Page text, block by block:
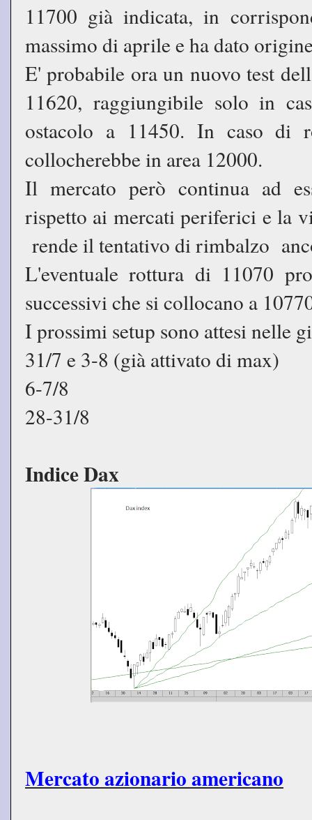
11700 già indicata, in
massimo di aprile e ha dato
E' probabile ora un nuovo test
11620, raggiungibile solo in
ostacolo a 11450. In caso di
collocherebbe in area 12000.
Il mercato però continua ad
rispetto ai mercati periferici e la
rende il tentativo di rimbalzo
L'eventuale rottura di 11070
successivi che si collocano a
I prossimi setup sono attesi nelle
31/7 e 3-8 (già attivato di max)
6-7/8
28-31/8
Indice Dax
Mercato azionario americano